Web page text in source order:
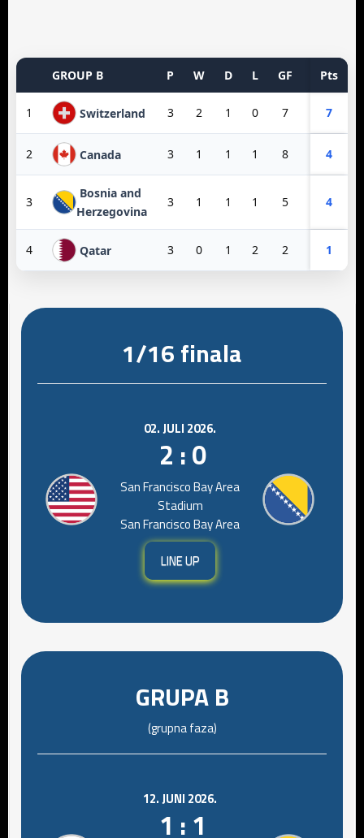
GROUP B P W D L GF GA
Pts
1 Switzerland 3 2 1 0 7 7
2 Canada 3 1 1 1 8 4
3
Bosnia and
Herzegovina
3 1 1 1 5 4
4 Qatar 3 0 1 2 2 1
1/16 finala
02. JULI 2026.
2 : 0
San Francisco Bay Area
Stadium
San Francisco Bay Area
LINE UP
GRUPA B
(grupna faza)
12. JUNI 2026.
1 : 1